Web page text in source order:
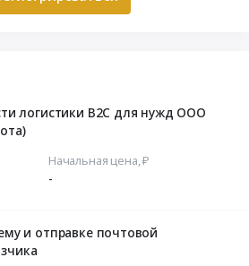
логистики B2C для нужд ООО
Начальная цена, ₽
-
и отправке почтовой